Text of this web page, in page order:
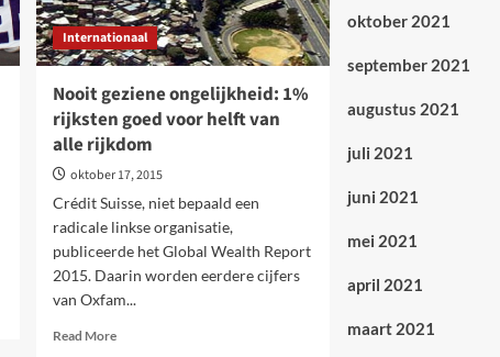
Internationaal
Nooit geziene ongelijkheid: 1%
rijksten goed voor helft van
alle rijkdom
oktober 17, 2015
Crédit Suisse, niet bepaald een
radicale linkse organisatie,
publiceerde het Global Wealth Report
2015. Daarin worden eerdere cijfers
van Oxfam...
Read MoreRead
oktober 2021
september 2021
augustus 2021
juli 2021
juni 2021
mei 2021
april 2021
maart 2021